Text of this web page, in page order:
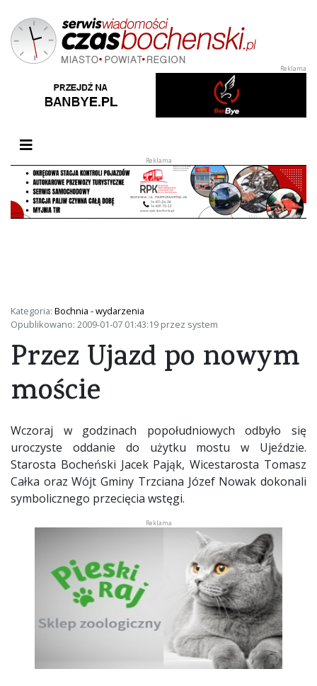
Przełącz nawigację
Kategoria: Bochnia - wydarzenia
Opublikowano: 2009-01-07 01:43:19 przez system
Przez Ujazd po nowym
moście
Wczoraj w godzinach popołudniowych odbyło się
uroczyste oddanie do użytku mostu w Ujeździe.
Starosta Bocheński Jacek Pająk, Wicestarosta Tomasz
Całka oraz Wójt Gminy Trzciana Józef Nowak dokonali
symbolicznego przecięcia wstęgi.